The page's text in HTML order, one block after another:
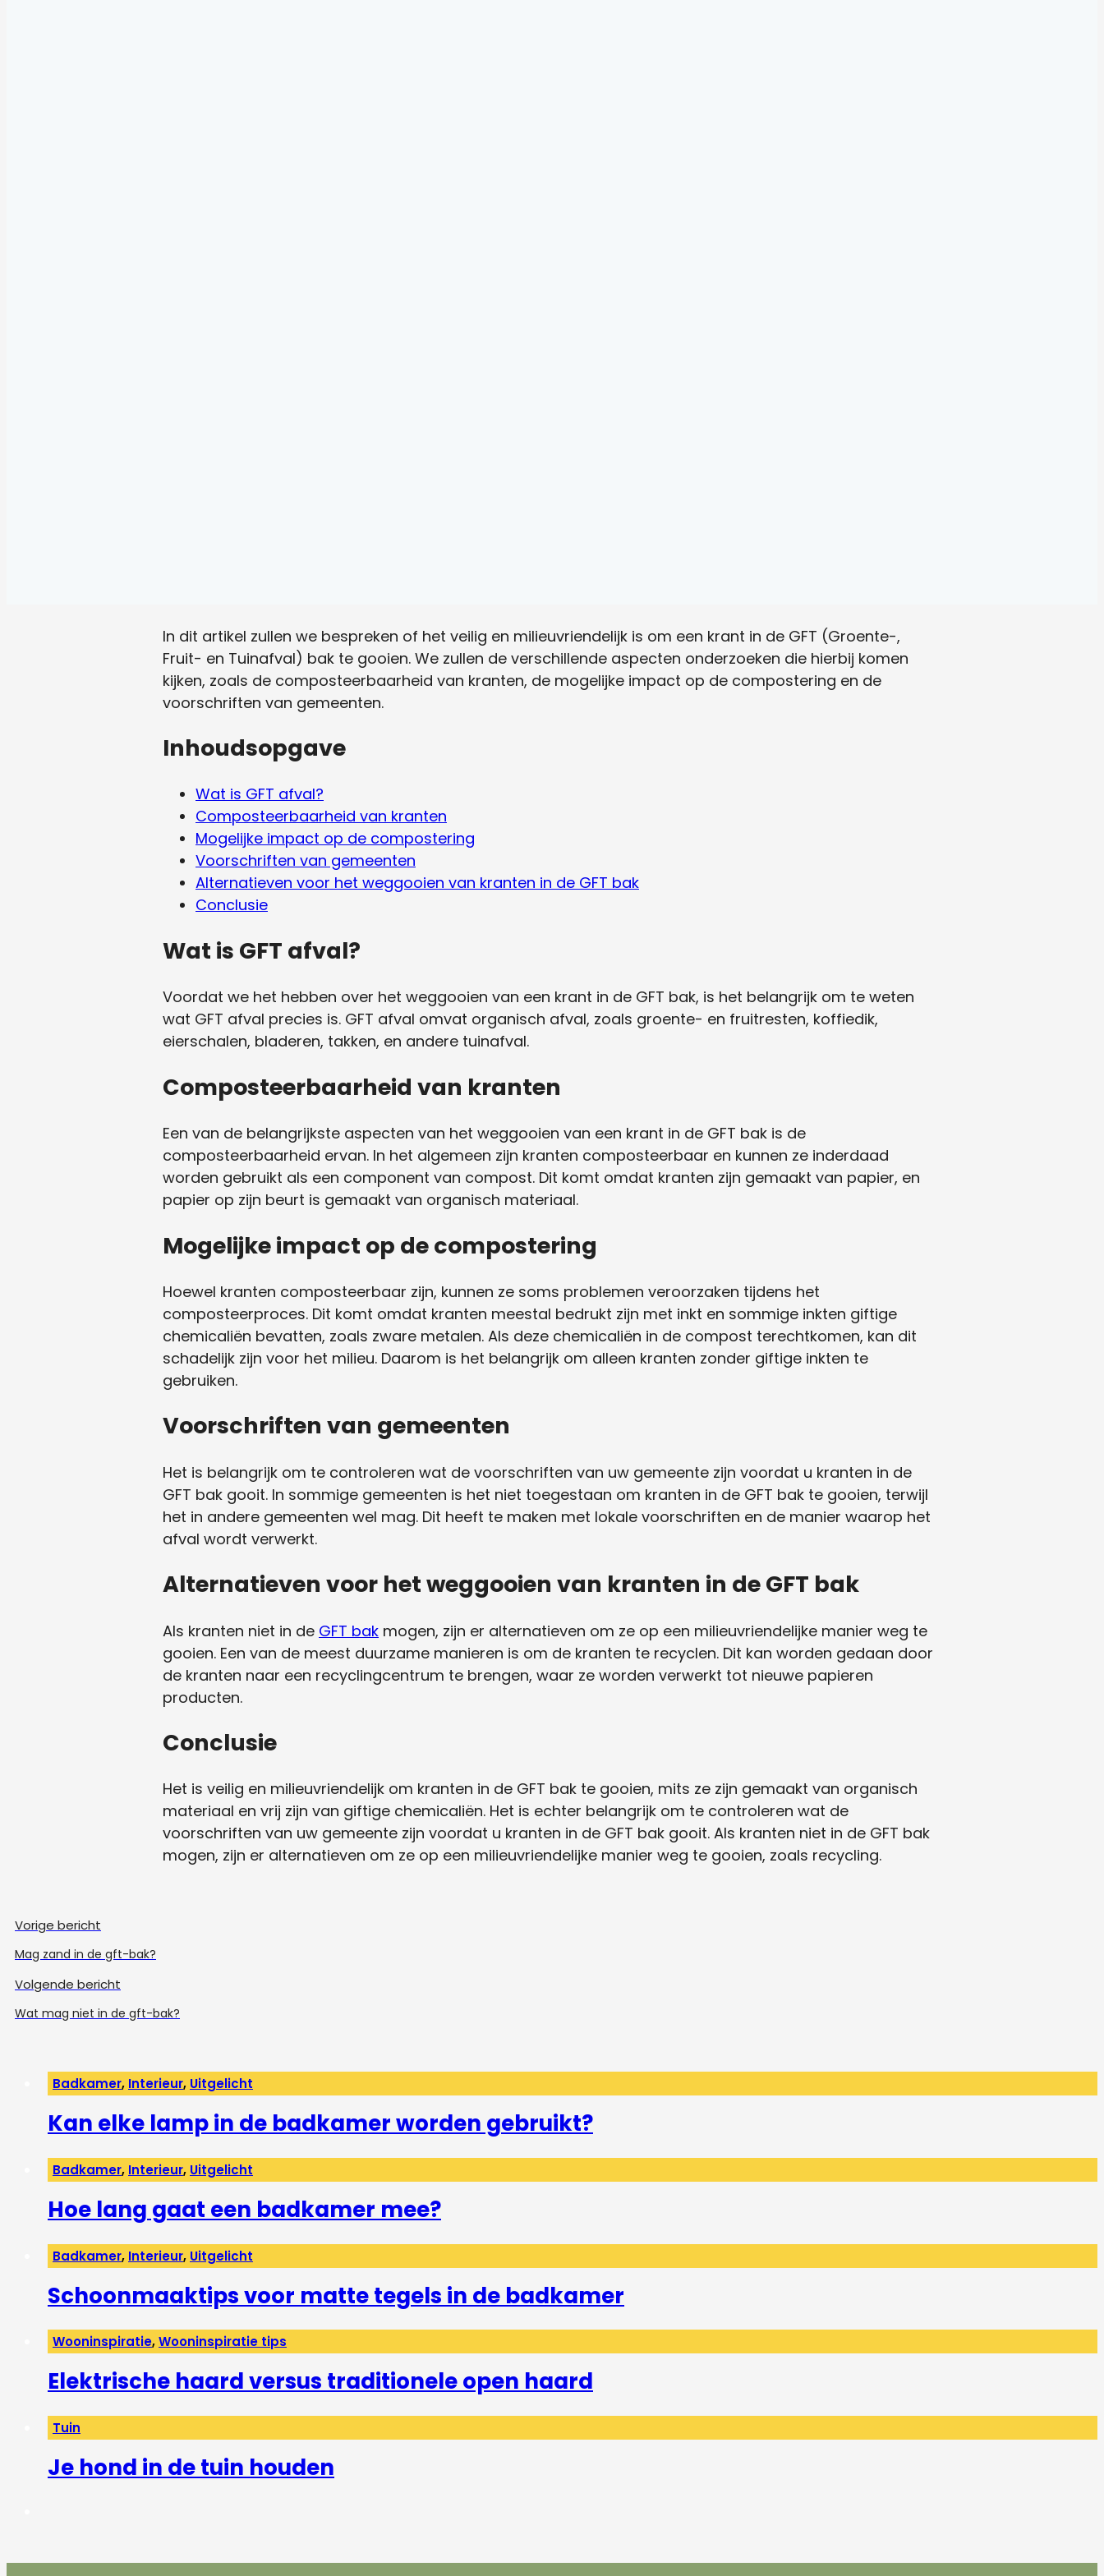
In dit artikel zullen we bespreken of het veilig en milieuvriendelijk is om een krant in de GFT (Groente-,
Fruit- en Tuinafval) bak te gooien. We zullen de verschillende aspecten onderzoeken die hierbij komen
kijken, zoals de composteerbaarheid van kranten, de mogelijke impact op de compostering en de
voorschriften van gemeenten.
Inhoudsopgave
Wat is GFT afval?
Composteerbaarheid van kranten
Mogelijke impact op de compostering
Voorschriften van gemeenten
Alternatieven voor het weggooien van kranten in de GFT bak
Conclusie
Wat is GFT afval?
Voordat we het hebben over het weggooien van een krant in de GFT bak, is het belangrijk om te weten
wat GFT afval precies is. GFT afval omvat organisch afval, zoals groente- en fruitresten, koffiedik,
eierschalen, bladeren, takken, en andere tuinafval.
Composteerbaarheid van kranten
Een van de belangrijkste aspecten van het weggooien van een krant in de GFT bak is de
composteerbaarheid ervan. In het algemeen zijn kranten composteerbaar en kunnen ze inderdaad
worden gebruikt als een component van compost. Dit komt omdat kranten zijn gemaakt van papier, en
papier op zijn beurt is gemaakt van organisch materiaal.
Mogelijke impact op de compostering
Hoewel kranten composteerbaar zijn, kunnen ze soms problemen veroorzaken tijdens het
composteerproces. Dit komt omdat kranten meestal bedrukt zijn met inkt en sommige inkten giftige
chemicaliën bevatten, zoals zware metalen. Als deze chemicaliën in de compost terechtkomen, kan dit
schadelijk zijn voor het milieu. Daarom is het belangrijk om alleen kranten zonder giftige inkten te
gebruiken.
Voorschriften van gemeenten
Het is belangrijk om te controleren wat de voorschriften van uw gemeente zijn voordat u kranten in de
GFT bak gooit. In sommige gemeenten is het niet toegestaan om kranten in de GFT bak te gooien, terwijl
het in andere gemeenten wel mag. Dit heeft te maken met lokale voorschriften en de manier waarop het
afval wordt verwerkt.
Alternatieven voor het weggooien van kranten in de GFT bak
Als kranten niet in de GFT bak mogen, zijn er alternatieven om ze op een milieuvriendelijke manier weg te
gooien. Een van de meest duurzame manieren is om de kranten te recyclen. Dit kan worden gedaan door
de kranten naar een recyclingcentrum te brengen, waar ze worden verwerkt tot nieuwe papieren
producten.
Conclusie
Het is veilig en milieuvriendelijk om kranten in de GFT bak te gooien, mits ze zijn gemaakt van organisch
materiaal en vrij zijn van giftige chemicaliën. Het is echter belangrijk om te controleren wat de
voorschriften van uw gemeente zijn voordat u kranten in de GFT bak gooit. Als kranten niet in de GFT bak
mogen, zijn er alternatieven om ze op een milieuvriendelijke manier weg te gooien, zoals recycling.
Vorige bericht
Mag zand in de gft-bak?
Volgende bericht
Wat mag niet in de gft-bak?
Badkamer, Interieur, Uitgelicht
Kan elke lamp in de badkamer worden gebruikt?
Badkamer, Interieur, Uitgelicht
Hoe lang gaat een badkamer mee?
Badkamer, Interieur, Uitgelicht
Schoonmaaktips voor matte tegels in de badkamer
Wooninspiratie,Wooninspiratie tips
Elektrische haard versus traditionele open haard
Tuin
Je hond in de tuin houden